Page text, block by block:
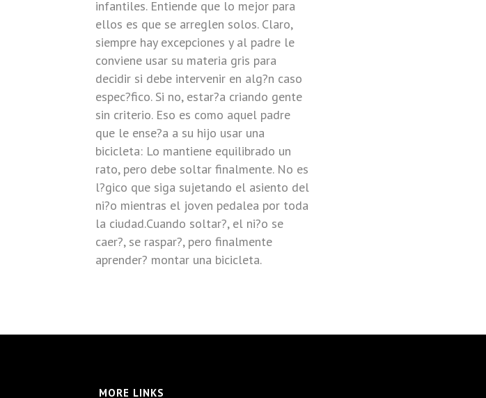
infantiles. Entiende que lo mejor para
ellos es que se arreglen solos. Claro,
siempre hay excepciones y al padre le
conviene usar su materia gris para
decidir si debe intervenir en alg?n caso
espec?fico. Si no, estar?a criando gente
sin criterio. Eso es como aquel padre
que le ense?a a su hijo usar una
bicicleta: Lo mantiene equilibrado un
rato, pero debe soltar finalmente. No es
l?gico que siga sujetando el asiento del
ni?o mientras el joven pedalea por toda
la ciudad.Cuando soltar?, el ni?o se
caer?, se raspar?, pero finalmente
aprender? montar una bicicleta.
MORE LINKS